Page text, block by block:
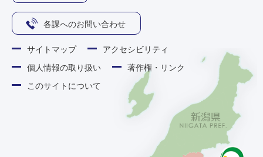
各課へのお問い合わせ
サイトマップ
アクセシビリティ
個人情報の取り扱い
著作権・リンク
このサイトについて